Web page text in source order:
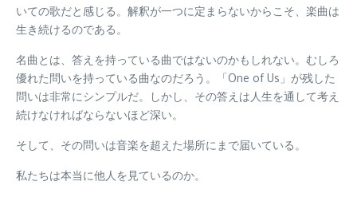
いての歌だと感じる。解釈が一つに定まらないからこそ、楽曲は
生き続けるのである。
名曲とは、答えを持っている曲ではないのかもしれない。むしろ
優れた問いを持っている曲なのだろう。「One of Us」が残した
問いは非常にシンプルだ。しかし、その答えは人生を通して考え
続けなければならないほど深い。
そして、その問いは音楽を超えた場所にまで届いている。
私たちは本当に他人を見ているのか。